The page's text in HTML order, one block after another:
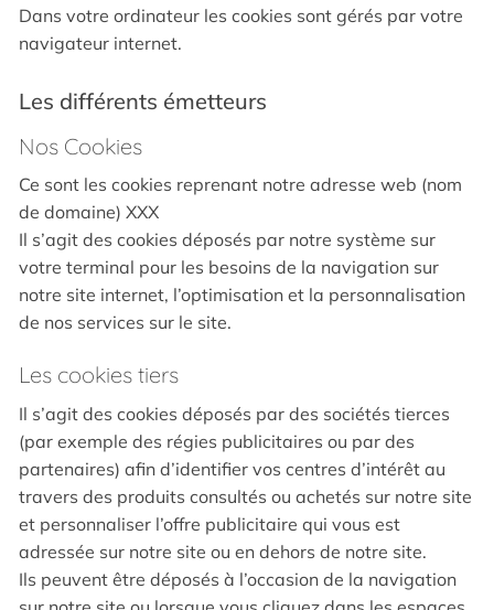
Dans votre ordinateur les cookies sont gérés par votre
navigateur internet.
Les différents émetteurs
Nos Cookies
Ce sont les cookies reprenant notre adresse web (nom
de domaine) XXX
Il s’agit des cookies déposés par notre système sur
votre terminal pour les besoins de la navigation sur
notre site internet, l’optimisation et la personnalisation
de nos services sur le site.
Les cookies tiers
Il s’agit des cookies déposés par des sociétés tierces
(par exemple des régies publicitaires ou par des
partenaires) afin d’identifier vos centres d’intérêt au
travers des produits consultés ou achetés sur notre site
et personnaliser l’offre publicitaire qui vous est
adressée sur notre site ou en dehors de notre site.
Ils peuvent être déposés à l’occasion de la navigation